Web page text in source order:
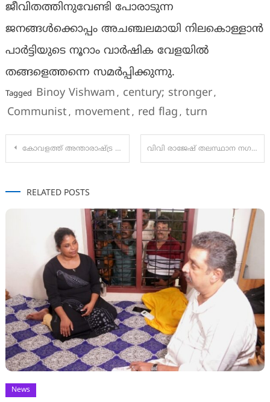
ജീവിതത്തിനുവേണ്ടി പോരാടുന്ന
ജനങ്ങൾക്കൊപ്പം അചഞ്ചലമായി നിലകൊള്ളാൻ
പാർട്ടിയുടെ നൂറാം വാർഷിക വേളയിൽ
തങ്ങളെത്തന്നെ സമർപ്പിക്കുന്നു.
Tagged Binoy Vishwam , century; stronger,
Communist , movement , red flag , turn
Post
കോവളത്ത് അന്താരാഷ്ട്ര കലാപ്രദർശനം ഡിസംബർ 26 മുതൽ 30 വരെ വിവി രാജേഷ് തലസ്ഥാന നഗരിയുടെ പ്രഥമ പൌരൻ. തിരുവനന്തപുരം കോര്‍പറേഷന്‍ മേയറായി വിവി രാജേഷിനെ തെരഞ്ഞെടുത്തു
RELATED POSTS
News